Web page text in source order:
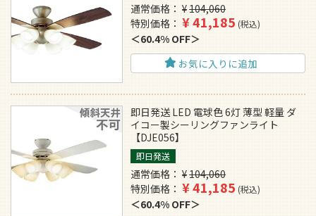
通常価格
¥104,060
特別価格
¥41,185 税込
60.4% OFF
お気に入りに追加
即日発送 LED 電球色 6灯 薄型 軽量 ダ
イコー製シーリングファンライト
【DJE056】
即日発送
通常価格 ¥104,060
特別価格
¥41,185 税込
60.4% OFF